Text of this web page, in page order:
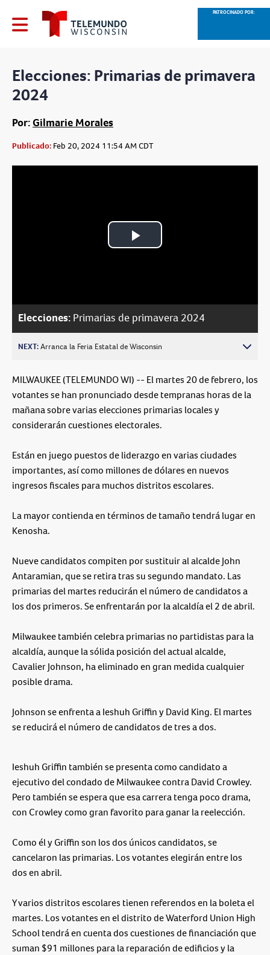
PATROCINADO POR:
Elecciones: Primarias de primavera
2024
Por: Gilmarie Morales
Publicado: Feb 20, 2024 11:54 AM CDT
Play
Elecciones: Primarias de primavera 2024
NEXT:Arranca la Feria Estatal de Wisconsin
MILWAUKEE (TELEMUNDO WI) -- El martes 20 de febrero, los
votantes se han pronunciado desde tempranas horas de la
mañana sobre varias elecciones primarias locales y
considerarán cuestiones electorales.
Están en juego puestos de liderazgo en varias ciudades
importantes, así como millones de dólares en nuevos
ingresos fiscales para muchos distritos escolares.
La mayor contienda en términos de tamaño tendrá lugar en
Kenosha.
Nueve candidatos compiten por sustituir al alcalde John
Antaramian, que se retira tras su segundo mandato. Las
primarias del martes reducirán el número de candidatos a
los dos primeros. Se enfrentarán por la alcaldía el 2 de abril.
Milwaukee también celebra primarias no partidistas para la
alcaldía, aunque la sólida posición del actual alcalde,
Cavalier Johnson, ha eliminado en gran medida cualquier
posible drama.
Johnson se enfrenta a Ieshuh Griffin y David King. El martes
se reducirá el número de candidatos de tres a dos.
Ieshuh Griffin también se presenta como candidato a
ejecutivo del condado de Milwaukee contra David Crowley.
Pero también se espera que esa carrera tenga poco drama,
con Crowley como gran favorito para ganar la reelección.
Como él y Griffin son los dos únicos candidatos, se
cancelaron las primarias. Los votantes elegirán entre los
dos en abril.
Y varios distritos escolares tienen referendos en la boleta el
martes. Los votantes en el distrito de Waterford Union High
School tendrá en cuenta dos cuestiones de financiación que
suman $91 millones para la reparación de edificios y la